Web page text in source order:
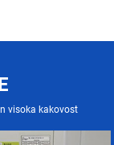
visoka kakovost